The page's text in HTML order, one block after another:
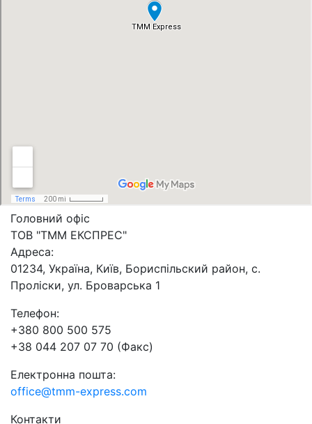
Головний офіс
ТОВ "ТММ ЕКСПРЕС"
Адреса:
01234, Україна, Київ, Бориспільский район, с.
Проліски, ул. Броварська 1
Телефон:
+380 800 500 575
+38 044 207 07 70 (Факс)
Електронна пошта:
office@tmm-express.com
Контакти